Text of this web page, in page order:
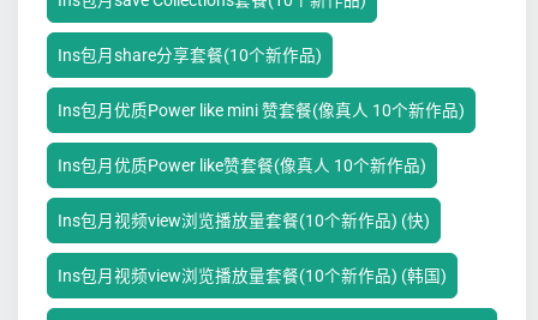
Ins包月share分享套餐(10个新作品)
Ins包月优质Power like mini 赞套餐(像真人 10个新作品)
Ins包月优质Power like赞套餐(像真人 10个新作品)
Ins包月视频view浏览播放量套餐(10个新作品) (快)
Ins包月视频view浏览播放量套餐(10个新作品) (韩国)